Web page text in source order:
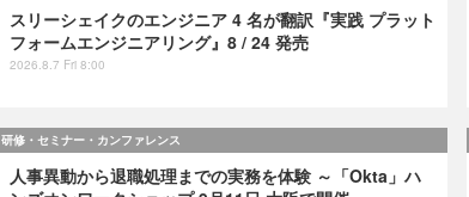
スリーシェイクのエンジニア 4 名が翻訳『実践 プラット
フォームエンジニアリング』8 / 24 発売
2026.8.7 Fri 8:00
研修・セミナー・カンファレンス
人事異動から退職処理までの実務を体験 ～「Okta」ハ